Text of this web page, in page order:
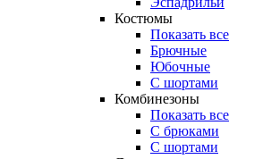
Костюмы
Показать все
Брючные
Юбочные
С шортами
Комбинезоны
Показать все
С брюками
С шортами